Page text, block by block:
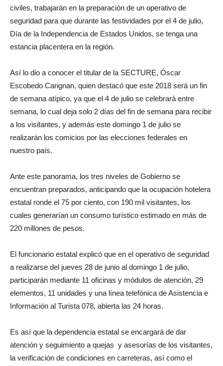
civiles, trabajarán en la preparación de un operativo de
seguridad para que durante las festividades por el 4 de julio,
Día de la Independencia de Estados Unidos, se tenga una
estancia placentera en la región.
Así lo dio a conocer el titular de la SECTURE, Óscar
Escobedo Carignan, quien destacó que este 2018 será un fin
de semana atípico, ya que el 4 de julio se celebrará entre
semana, lo cual deja solo 2 días del fin de semana para recibir
a los visitantes, y además este domingo 1 de julio se
realizarán los comicios por las elecciones federales en
nuestro país.
Ante este panorama, los tres niveles de Gobierno se
encuentran preparados, anticipando que la ocupación hotelera
estatal ronde el 75 por ciento, con 190 mil visitantes, los
cuales generarían un consumo turístico estimado en más de
220 millones de pesos.
El funcionario estatal explicó que en el operativo de seguridad
a realizarse del jueves 28 de junio al domingo 1 de julio,
participarán mediante 11 oficinas y módulos de atención, 29
elementos, 11 unidades y una línea telefónica de Asistencia e
Información al Turista 078, abierta las 24 horas.
Es así que la dependencia estatal se encargará de dar
atención y seguimiento a quejas y asesorías de los visitantes,
la verificación de condiciones en carreteras, así como el